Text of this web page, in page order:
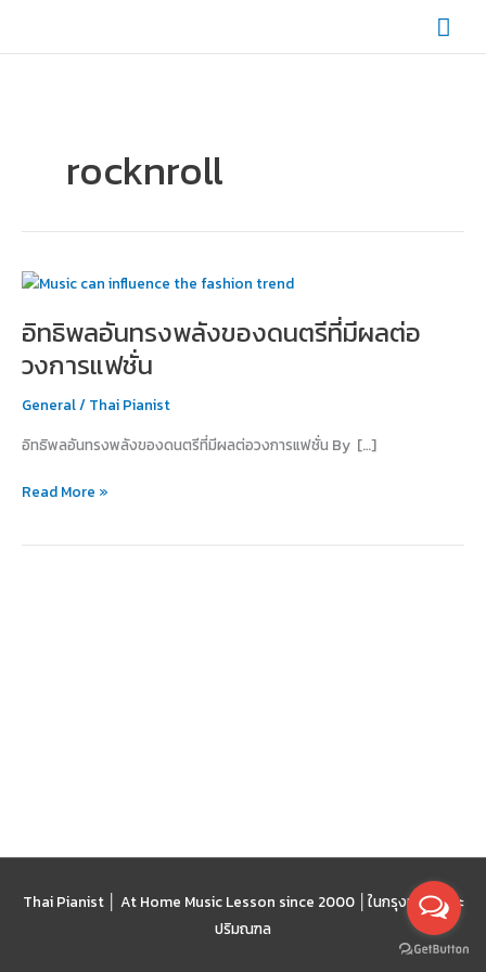
content
rocknroll
อิทธิพลอันทรงพลังของดนตรีที่มีผลต่อ
วงการแฟชั่น
General/ Thai Pianist
อิทธิพลอันทรงพลังของดนตรีที่มีผลต่อวงการแฟชั่น By […]
อิทธิพล
ทรง
ของ
ดนตรี
มี
ต่อ
แฟชั่น
Read More »
Thai Pianist │ At Home Music Lesson since 2000 │ ในกรุงเทพฯ และ
ปริมณฑล